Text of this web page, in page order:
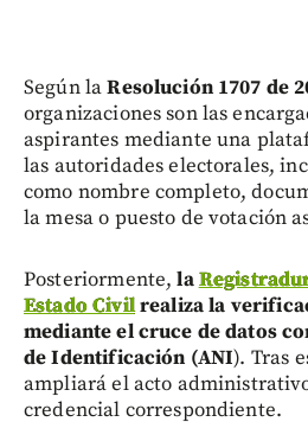
Según laResolución 1707 de
organizaciones son las
aspirantes mediante una
las autoridades electorales,
como nombre completo,
la mesa o puesto de votación
Posteriormente,la
Estado Civilrealiza la
mediante el cruce de datos
de Identificación (ANI). Tras
ampliará el acto
credencial correspondiente.